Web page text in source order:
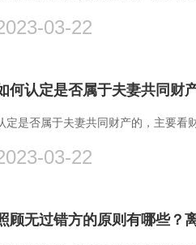
03-22
何认定是否属于夫妻共同财
定是否属于夫妻共同财产的，主要看
03-22
顾无过错方的原则有哪些？